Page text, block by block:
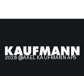
2026 @AXEL KAUFMANN APS